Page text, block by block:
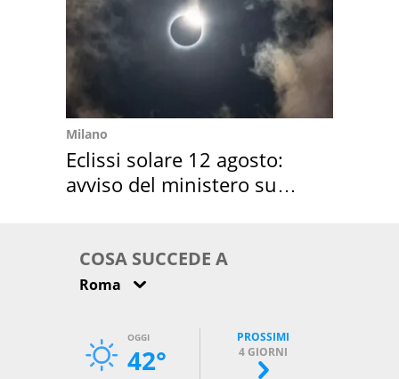
Milano
Eclissi solare 12 agosto:
avviso del ministero su